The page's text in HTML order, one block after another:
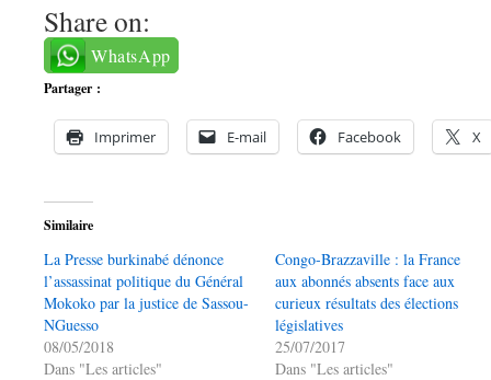
Share on:
WhatsApp
Partager :
Imprimer E-mail Facebook X
Similaire
La Presse burkinabé dénonce
l’assassinat politique du Général
Mokoko par la justice de Sassou-
NGuesso
08/05/2018
Dans "Les articles"
Congo-Brazzaville : la France
aux abonnés absents face aux
curieux résultats des élections
législatives
25/07/2017
Dans "Les articles"